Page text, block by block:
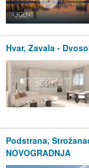
Hvar, Zavala -
Podstrana,
NOVOGRADNJA